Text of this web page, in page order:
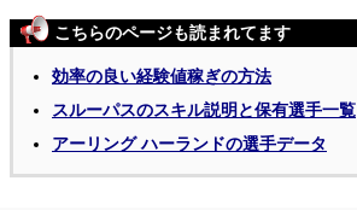
こちらのページも読まれてます
効率の良い経験値稼ぎの方法
スルーパスのスキル説明と保有選手一覧
アーリング ハーランドの選手データ